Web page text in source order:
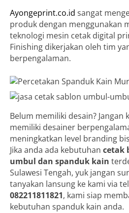
Ayongeprint.co.id sangat
produk dengan menggunakan
teknologi mesin cetak digital
Finishing dikerjakan oleh tim
berpengalaman.
Belum memiliki desain? Jangan
memiliki desainer
meningkatkan level branding
Jika anda ada kebutuhan cetak
umbul dan spanduk kain
Sulawesi Tengah, yuk jangan
tanyakan lansung ke kami via
082211811821, kami siap
kebutuhan spanduk kain anda.